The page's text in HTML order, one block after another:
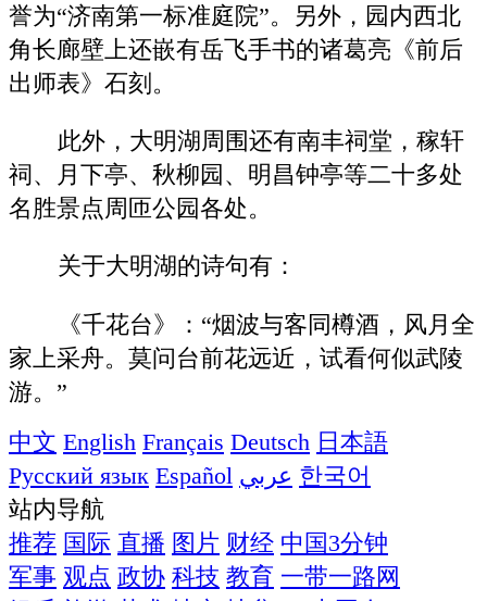
誉为“济南第一标准庭院”。另外，园内西北
角长廊壁上还嵌有岳飞手书的诸葛亮《前后
出师表》石刻。
此外，大明湖周围还有南丰祠堂，稼轩
祠、月下亭、秋柳园、明昌钟亭等二十多处
名胜景点周匝公园各处。
关于大明湖的诗句有：
《千花台》：“烟波与客同樽酒，风月全
家上采舟。莫问台前花远近，试看何似武陵
游。”
中文 English Français Deutsch 日本語
Русский язык Español عربي 한국어
站内导航
推荐 国际 直播 图片 财经 中国3分钟
军事 观点 政协 科技 教育 一带一路网